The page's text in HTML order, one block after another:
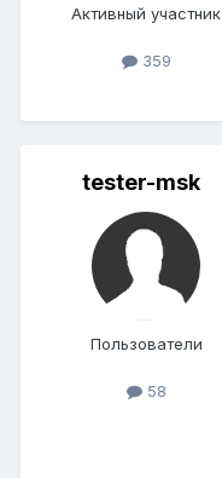
Активный участник
359
tester-msk
Пользователи
58